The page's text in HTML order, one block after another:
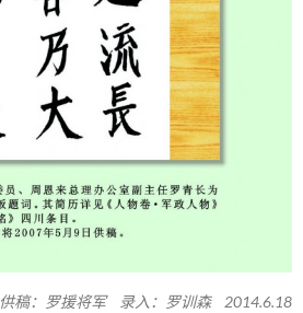
供稿：罗援将军 录入：罗训森 2014.6.18